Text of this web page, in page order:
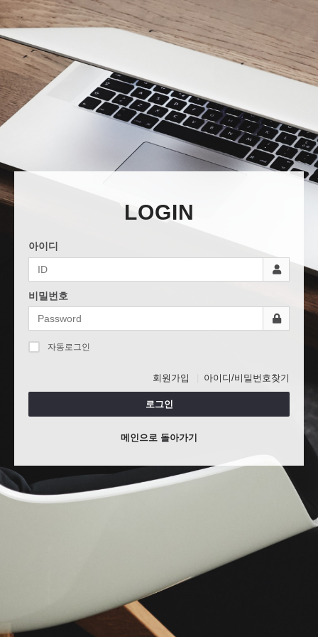
LOGIN
아이디
비밀번호
자동로그인
회원가입 아이디/비밀번호찾기
로그인
메인으로 돌아가기